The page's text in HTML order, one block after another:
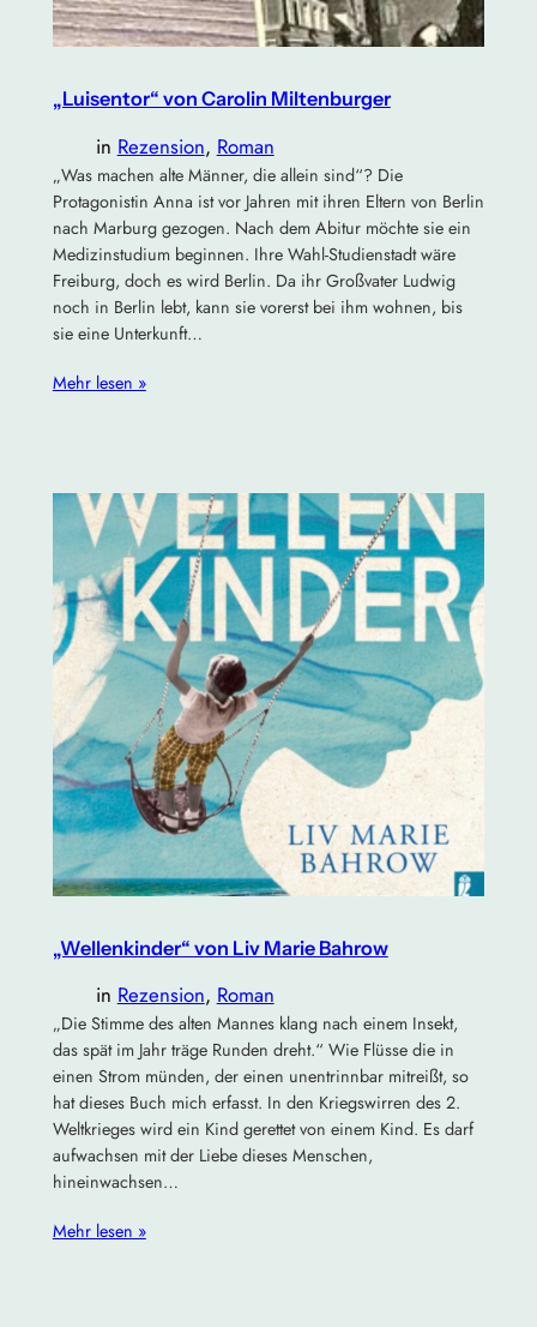
„Luisentor“ von Carolin Miltenburger
in Rezension, Roman
„Was machen alte Männer, die allein sind“? Die
Protagonistin Anna ist vor Jahren mit ihren Eltern von Berlin
nach Marburg gezogen. Nach dem Abitur möchte sie ein
Medizinstudium beginnen. Ihre Wahl-Studienstadt wäre
Freiburg, doch es wird Berlin. Da ihr Großvater Ludwig
noch in Berlin lebt, kann sie vorerst bei ihm wohnen, bis
sie eine Unterkunft…
Mehr lesen »
„Wellenkinder“ von Liv Marie Bahrow
in Rezension, Roman
„Die Stimme des alten Mannes klang nach einem Insekt,
das spät im Jahr träge Runden dreht.“ Wie Flüsse die in
einen Strom münden, der einen unentrinnbar mitreißt, so
hat dieses Buch mich erfasst. In den Kriegswirren des 2.
Weltkrieges wird ein Kind gerettet von einem Kind. Es darf
aufwachsen mit der Liebe dieses Menschen,
hineinwachsen…
Mehr lesen »